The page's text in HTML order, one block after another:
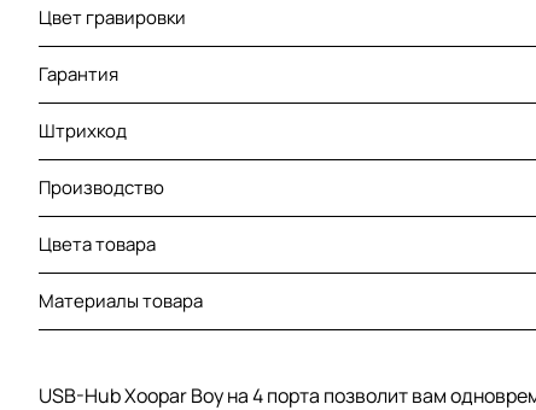
Цвет гравировки
Гарантия
Штрихкод
Производство
Цвета товара
Материалы товара
USB-Hub Xoopar Boy на 4 порта позволит вам